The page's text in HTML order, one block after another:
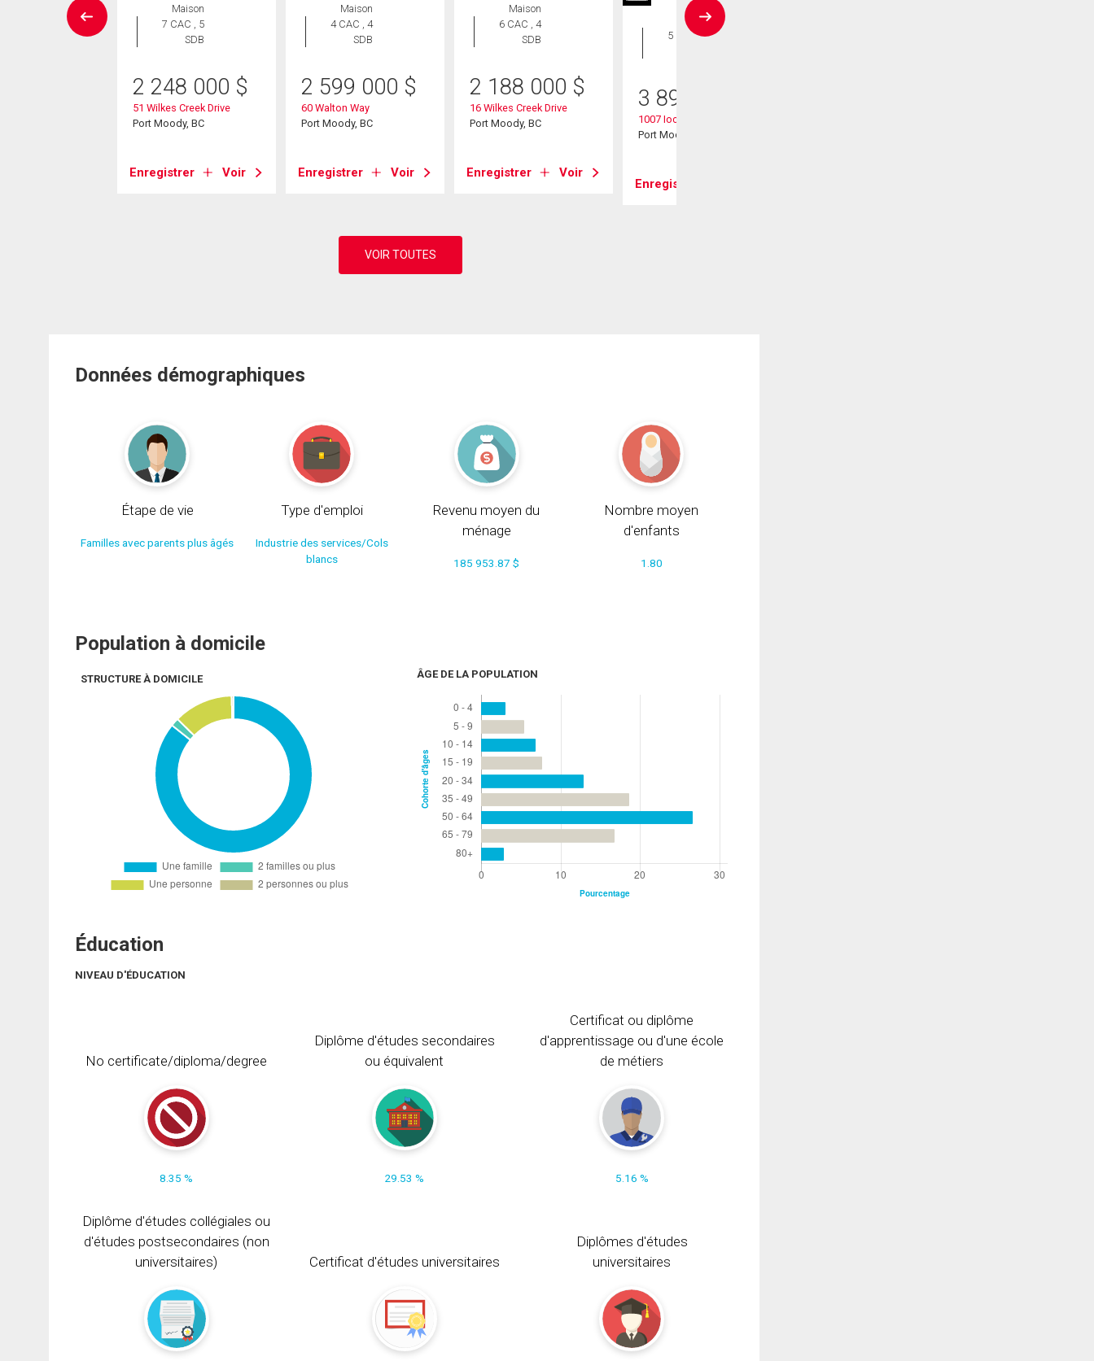
Maison
7 CAC , 5
SDB
2 248 000 $
51 Wilkes Creek Drive
Port Moody, BC
Enregistrer Voir
Maison
4 CAC , 4
SDB
2 599 000 $
60 Walton Way
Port Moody, BC
Enregistrer Voir
Maison
6 CAC , 4
SDB
2 188 000 $
16 Wilkes Creek Drive
Port Moody, BC
Enregistrer Voir
Maison
5 CAC , 6
3 899 900
1007 Ioco Road
Port Moody, BC
Enregistrer
Données démographiques
Étape de vie
Familles avec parents plus âgés
Type d'emploi
Industrie des services/Cols
blancs
Revenu moyen du
ménage
185 953.87 $
Nombre moyen
d'enfants
1.80
Population à domicile
STRUCTURE À DOMICILE ÂGE DE LA POPULATION
Éducation
NIVEAU D'ÉDUCATION
No certificate/diploma/degree
8.35 %
Diplôme d'études secondaires
ou équivalent
29.53 %
Certificat ou diplôme
d'apprentissage ou d'une école
de métiers
5.16 %
Diplôme d'études collégiales ou
d'études postsecondaires (non
universitaires)
Certificat d'études universitaires
Diplômes d'études
universitaires